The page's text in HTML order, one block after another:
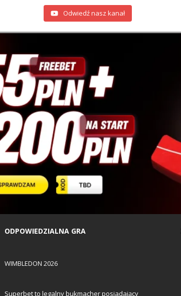
Odwiedź nasz kanał
ODPOWIEDZIALNA GRA
WIMBLEDON 2026
Superbet to legalny bukmacher posiadający